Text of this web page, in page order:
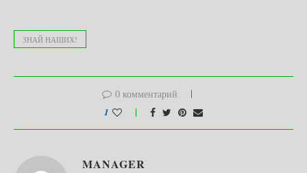
ЗНАЙ НАШИХ!
0 комментарий
1
MANAGER